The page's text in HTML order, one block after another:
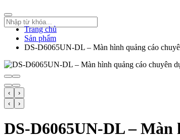
Trang chủ
Sản phẩm
DS-D6065UN-DL – Màn hình quảng cáo
‹
›
‹
›
DS-D6065UN-DL –